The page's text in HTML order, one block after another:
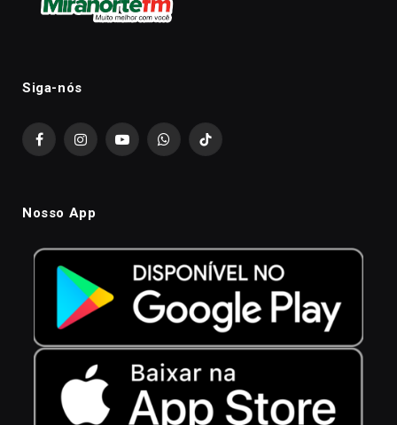
Siga-nós
FacebookInstagramYouTubeWhatsAppTikTok
Nosso App